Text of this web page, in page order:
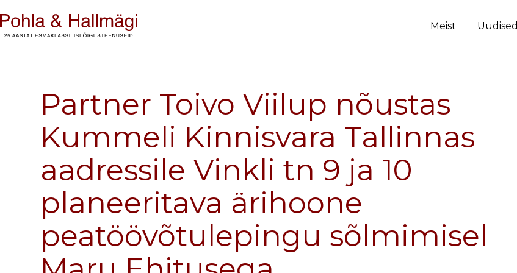
Meist Uudised
Partner Toivo Viilup nõustas
Kummeli Kinnisvara Tallinnas
aadressile Vinkli tn 9 ja 10
planeeritava ärihoone
peatöövõtulepingu sõlmimisel